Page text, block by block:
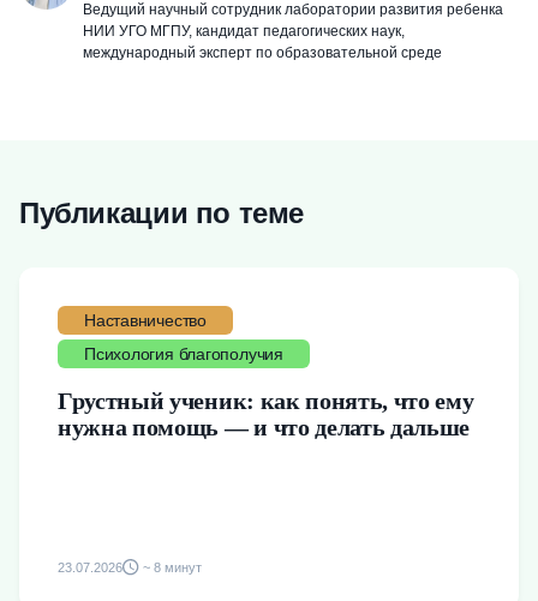
Ведущий научный сотрудник лаборатории развития ребенка
НИИ УГО МГПУ, кандидат педагогических наук,
международный эксперт по образовательной среде
Публикации по теме
Наставничество
Психология благополучия
Грустный ученик: как понять, что ему
нужна помощь — и что делать дальше
23.07.2026 ~ 8 минут